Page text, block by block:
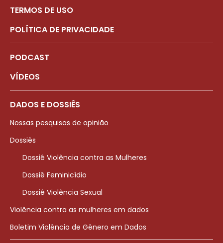
TERMOS DE USO
POLÍTICA DE PRIVACIDADE
PODCAST
VÍDEOS
DADOS E DOSSIÊS
Nossas pesquisas de opinião
Dossiês
Dossiê Violência contra as Mulheres
Dossiê Feminicídio
Dossiê Violência Sexual
Violência contra as mulheres em dados
Boletim Violência de Gênero em Dados